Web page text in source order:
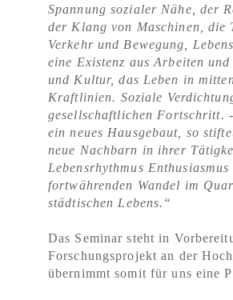
Spannung sozialer Nähe, der
der Klang von Maschinen, die
Verkehr und Bewegung,
eine Existenz aus Arbeiten
und Kultur, das Leben in
Kraftlinien. Soziale
gesellschaftlichen Fortschritt.
ein neues Hausgebaut, so
neue Nachbarn in ihrer
Lebensrhythmus
fortwährenden Wandel im
städtischen Lebens.“
Das Seminar steht in
Forschungsprojekt an der
übernimmt somit für uns eine